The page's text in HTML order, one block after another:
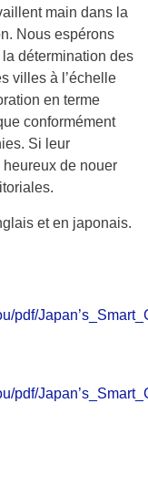
main dans la
Nous espérons
détermination des
villes à l’échelle
en terme
conformément
Si leur
de nouer
et en japonais.
pdf/
pdf/